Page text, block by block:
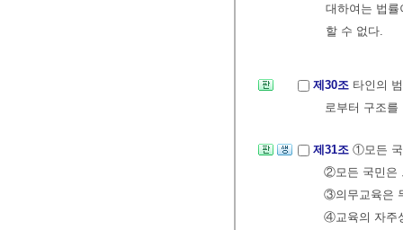
대하여는 법
할 수 없다.
제30조 타인의
로부터 구조
제31조 ①모든 국
②모든 국민은
③의무교육은
④교육의 자주